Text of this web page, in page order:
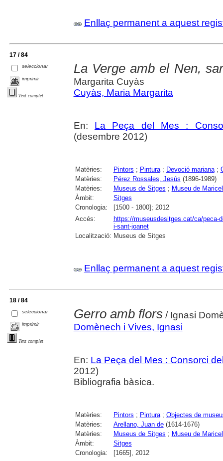
Enllaç permanent a aquest
17 / 84
seleccionar
imprimir
Text complet
La Verge amb el Nen,
Margarita Cuyàs
Cuyàs, Maria Margarita
En: La Peça del Mes :
(desembre 2012)
Matèries: Pintors ; Pintura; Devoció mariana;
Matèries:
Pérez Rossales, Jesús (1896-1989)
Matèries:
Museus de Sitges ; Museu de
Àmbit:
Sitges
Cronologia:
[1500 - 1800]; 2012
Accés:
https://museusdesitges.cat/ca/peca-
i-sant-joanet
Localització: Museus de Sitges
Enllaç permanent a aquest
18 / 84
seleccionar
imprimir
Text complet
Gerro amb flors/ Ignasi
Domènech i Vives, Ignasi
En: La Peça del Mes : Consorci
2012)
Bibliografia bàsica.
Matèries: Pintors ; Pintura; Objectes de
Matèries:
Arellano, Juan de(1614-1676)
Matèries:
Museus de Sitges ; Museu de
Àmbit:
Sitges
Cronologia:
[1665], 2012